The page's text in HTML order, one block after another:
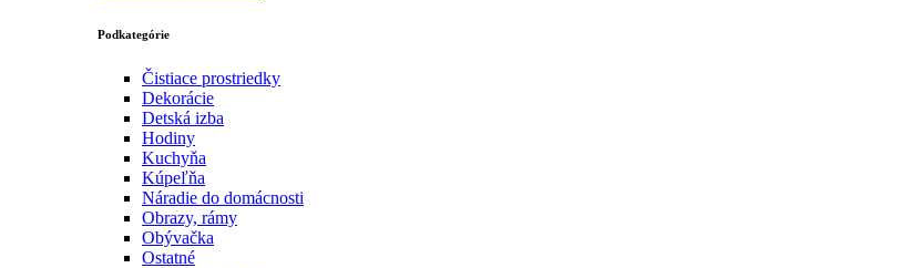
Podkategórie
Čistiace prostriedky
Dekorácie
Detská izba
Hodiny
Kuchyňa
Kúpeľňa
Náradie do domácnosti
Obrazy, rámy
Obývačka
Ostatné